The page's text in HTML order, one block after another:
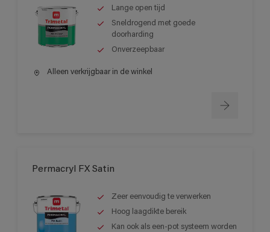
Lange open tijd
Sneldrogend met goede
doorharding
Onverzeepbaar
Alleen verkrijgbaar in de winkel
Permacryl FX Satin
Zeer eenvoudig te verwerken
Hoog laagdikte bereik
Kan ook als een-pot systeem worden